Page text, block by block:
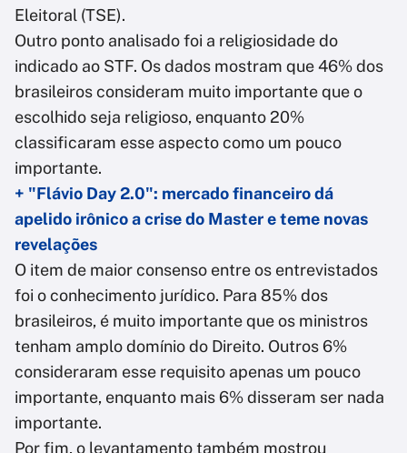
Eleitoral (TSE).
Outro ponto analisado foi a religiosidade do
indicado ao STF. Os dados mostram que 46% dos
brasileiros consideram muito importante que o
escolhido seja religioso, enquanto 20%
classificaram esse aspecto como um pouco
importante.
+ "Flávio Day 2.0": mercado financeiro dá
apelido irônico a crise do Master e teme novas
revelações
O item de maior consenso entre os entrevistados
foi o conhecimento jurídico. Para 85% dos
brasileiros, é muito importante que os ministros
tenham amplo domínio do Direito. Outros 6%
consideraram esse requisito apenas um pouco
importante, enquanto mais 6% disseram ser nada
importante.
Por fim, o levantamento também mostrou